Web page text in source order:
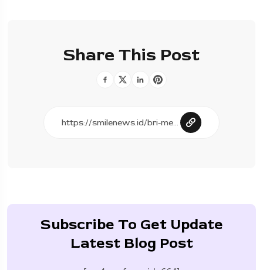
Share This Post
Subscribe To Get Update
Latest Blog Post